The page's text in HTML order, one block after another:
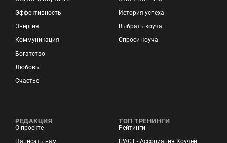
Эффективность
Энергия
Коммуникация
Богатство
Любовь
Счастье
История успеха
Выбрать коуча
Спроси коуча
РЕДАКЦИЯ
О проекте
Написать нам
ТОП ТРЕНИНГИ
Рейтинги
IPACT - Ассоциация Коучей